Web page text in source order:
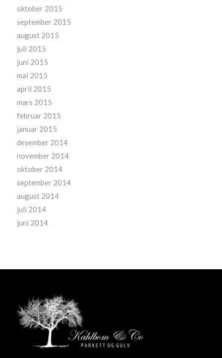
oktober 2015
september 2015
august 2015
juli 2015
juni 2015
mai 2015
april 2015
mars 2015
februar 2015
januar 2015
desember 2014
november 2014
oktober 2014
september 2014
august 2014
juli 2014
juni 2014